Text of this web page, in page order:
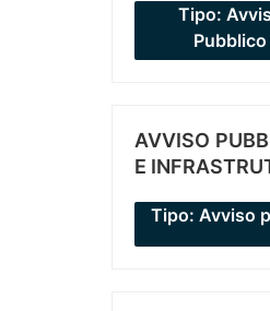
Tipo:
Pubblico
AVVISO
E
Tipo: Avviso